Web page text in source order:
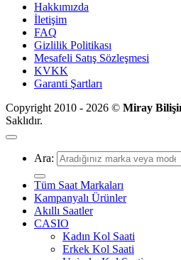
Hakkımızda
İletişim
FAQ
Gizlilik Politikası
Mesafeli Satış Sözleşmesi
KVKK
Garanti Şartları
Copyright 2010 - 2026 © Miray
Saklıdır.
Ara:
Tüm Saat Markaları
Kampanyalı Ürünler
Akıllı Saatler
CASIO
Kadın Kol Saati
Erkek Kol Saati